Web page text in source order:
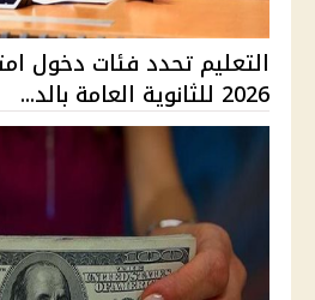
التعليم تحدد فئات دخول
2026 للثانوية العامة بالد...